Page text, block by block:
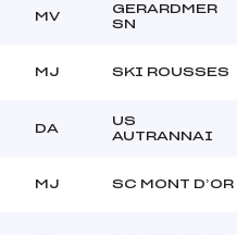
MV
GERARDMER
SN
MJ SKI ROUSSES
DA
US
AUTRANNAI
MJ SC MONT D’OR